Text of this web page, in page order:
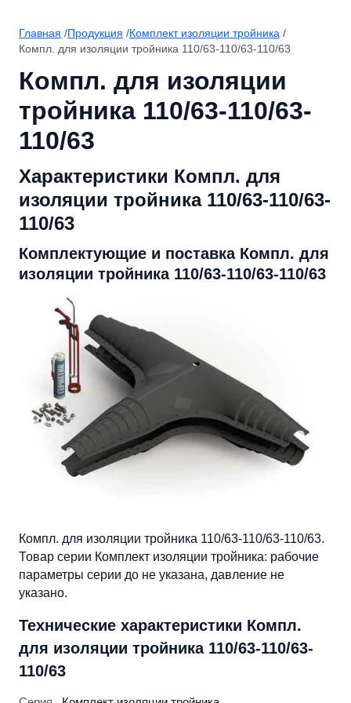
Главная /Продукция /Комплект изоляции тройника /
Компл. для изоляции тройника 110/63-110/63-110/63
Компл. для изоляции
тройника 110/63-110/63-
110/63
Характеристики Компл. для
изоляции тройника 110/63-110/63-
110/63
Комплектующие и поставка Компл. для
изоляции тройника 110/63-110/63-110/63
Компл. для изоляции тройника 110/63-110/63-110/63.
Товар серии Комплект изоляции тройника: рабочие
параметры серии до не указана, давление не
указано.
Технические характеристики Компл.
для изоляции тройника 110/63-110/63-
110/63